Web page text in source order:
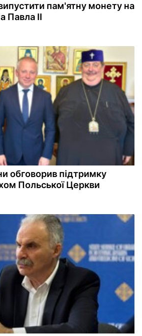
пам'ятну монету на
Павла II
обговорив підтримку
Польської Церкви